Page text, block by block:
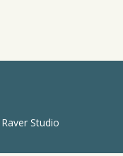
Raver Studio